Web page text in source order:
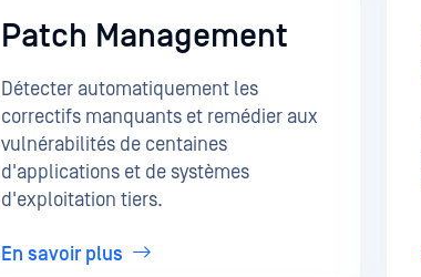
Patch Management
Détecter automatiquement les
correctifs manquants et remédier aux
vulnérabilités de centaines
d'applications et de systèmes
d'exploitation tiers.
En savoir plus